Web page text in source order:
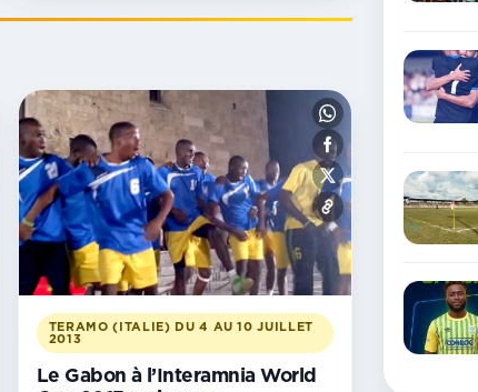
TERAMO (ITALIE) DU 4 AU 10 JUILLET
2013
Le Gabon à l’Interamnia World